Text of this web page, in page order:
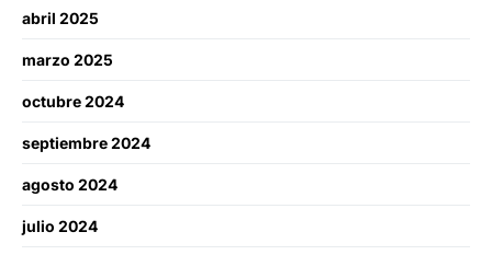
abril 2025
marzo 2025
octubre 2024
septiembre 2024
agosto 2024
julio 2024